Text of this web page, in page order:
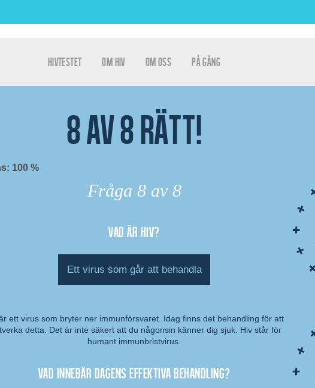
hivtestet Om HIV Om oss På gång
8av8rätt!
100 %
Fråga 8av 8
Vad är hiv?
Ett virus som går att behandla
ett virus som bryter ner immunförsvaret. Idag finns det behandling för att
detta. Det är inte säkert att du någonsin känner dig sjuk. Hiv står för
humant immunbristvirus.
Vad innebär dagens effektiva behandling?